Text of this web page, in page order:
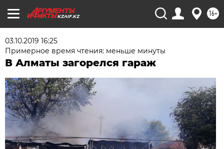
KZAIF.KZ 16+
03.10.2019 16:25
Примерное время чтения: меньше минуты
В Алматы загорелся гараж